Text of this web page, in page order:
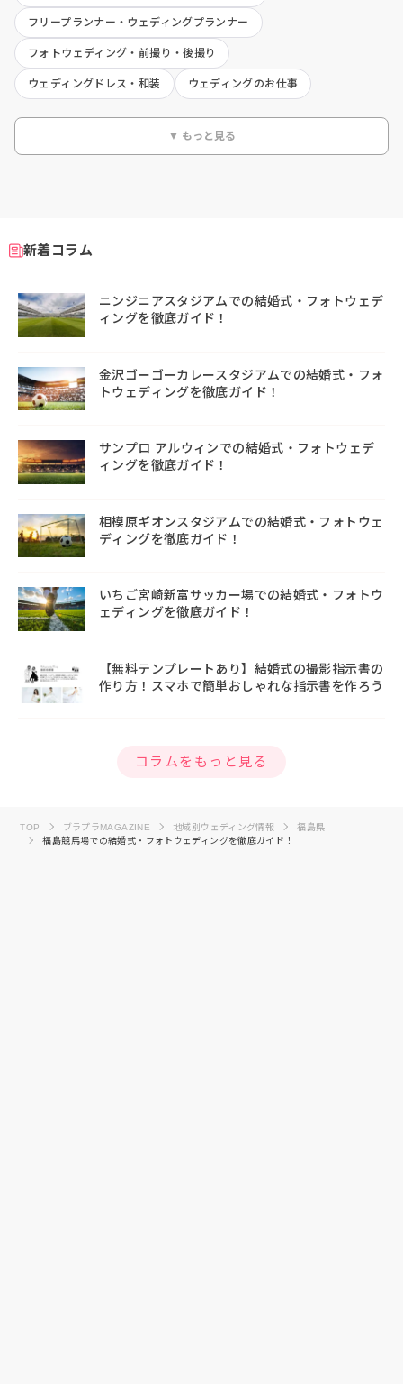
フリープランナー・ウェディングプランナー
フォトウェディング・前撮り・後撮り
ウェディングドレス・和装 ウェディングのお仕事
▼ もっと見る
新着コラム
ニンジニアスタジアムでの結婚式・フォトウェデ
ィングを徹底ガイド！
金沢ゴーゴーカレースタジアムでの結婚式・フォ
トウェディングを徹底ガイド！
サンプロ アルウィンでの結婚式・フォトウェデ
ィングを徹底ガイド！
相模原ギオンスタジアムでの結婚式・フォトウェ
ディングを徹底ガイド！
いちご宮崎新富サッカー場での結婚式・フォトウ
ェディングを徹底ガイド！
【無料テンプレートあり】結婚式の撮影指示書の
作り方！スマホで簡単おしゃれな指示書を作ろう
コラムをもっと見る
TOP ブラプラMAGAZINE 地域別ウェディング情報
福島県
福島競馬場での結婚式・フォトウェディングを徹底ガイド！